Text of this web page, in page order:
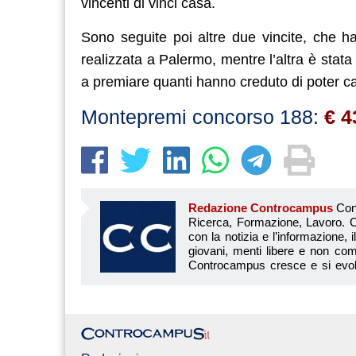
vincenti di vinci casa.
Sono seguite poi altre due vincite, che
realizzata a Palermo, mentre l’altra è
a premiare quanti hanno creduto di poter
Montepremi concorso 188: €
Redazione Controcampus Controcampus è Il magazine più letto dai giovani su: Scuola, Università, Ricerca, Formazione, Lavoro. Controcampus nasce nell’ottobre 2001 con la missione di affiancare con la notizia e l’informazione, il mondo dell’istruzione e dell’università. Il suo cuore pulsante sono i giovani, menti libere e non compromesse da nessun interesse di parte. Il progetto è ambizioso e Controcampus cresce e si evolve arricchendo il proprio staff con nuovi giovani vogliosi di